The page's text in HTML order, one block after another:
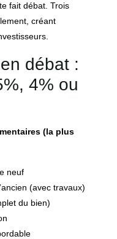
fait débat. Trois
créant
débat :
4% ou
(la plus
neuf
(avec travaux)
du bien)